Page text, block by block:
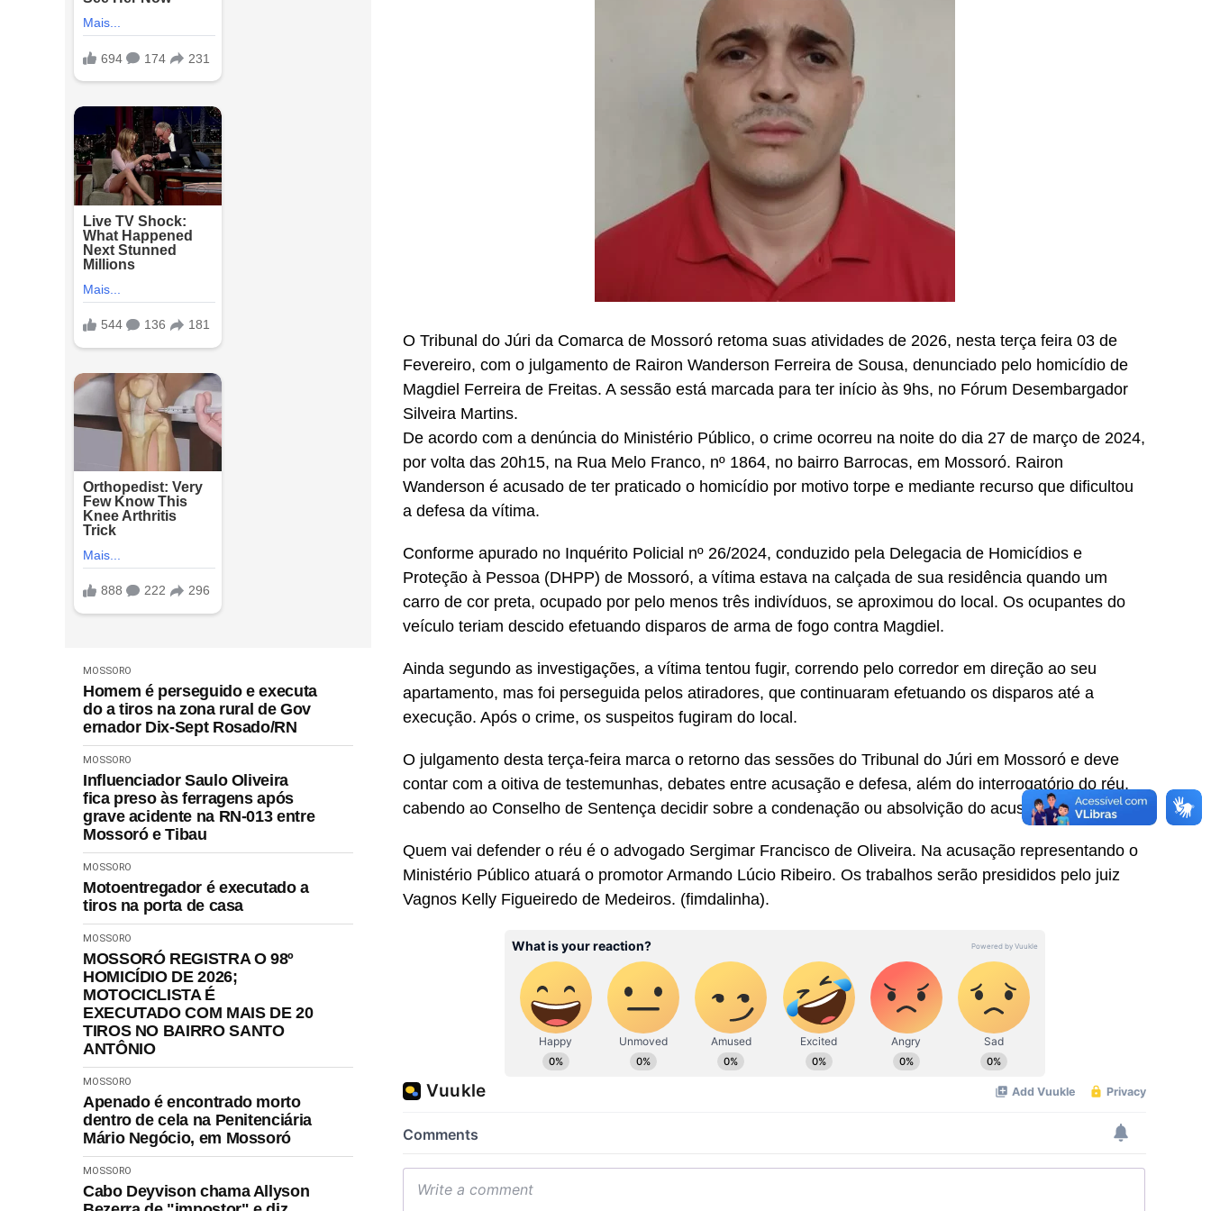
MOSSORO
Homem é perseguido e executa
do a tiros na zona rural de Gov
ernador Dix-Sept Rosado/RN
MOSSORO
Influenciador Saulo Oliveira
fica preso às ferragens após
grave acidente na RN-013 entre
Mossoró e Tibau
MOSSORO
Motoentregador é executado a
tiros na porta de casa
MOSSORO
MOSSORÓ REGISTRA O 98º
HOMICÍDIO DE 2026;
MOTOCICLISTA É
EXECUTADO COM MAIS DE 20
TIROS NO BAIRRO SANTO
ANTÔNIO
MOSSORO
Apenado é encontrado morto
dentro de cela na Penitenciária
Mário Negócio, em Mossoró
MOSSORO
Cabo Deyvison chama Allyson
O Tribunal do Júri da Comarca de Mossoró retoma suas atividades de 2026, nesta terça feira 03 de
Fevereiro, com o julgamento de Rairon Wanderson Ferreira de Sousa, denunciado pelo homicídio de
Magdiel Ferreira de Freitas. A sessão está marcada para ter início às 9hs, no Fórum Desembargador
Silveira Martins.
De acordo com a denúncia do Ministério Público, o crime ocorreu na noite do dia 27 de março de 2024,
por volta das 20h15, na Rua Melo Franco, nº 1864, no bairro Barrocas, em Mossoró. Rairon
Wanderson é acusado de ter praticado o homicídio por motivo torpe e mediante recurso que dificultou
a defesa da vítima.
Conforme apurado no Inquérito Policial nº 26/2024, conduzido pela Delegacia de Homicídios e
Proteção à Pessoa (DHPP) de Mossoró, a vítima estava na calçada de sua residência quando um
carro de cor preta, ocupado por pelo menos três indivíduos, se aproximou do local. Os ocupantes do
veículo teriam descido efetuando disparos de arma de fogo contra Magdiel.
Ainda segundo as investigações, a vítima tentou fugir, correndo pelo corredor em direção ao seu
apartamento, mas foi perseguida pelos atiradores, que continuaram efetuando os disparos até a
execução. Após o crime, os suspeitos fugiram do local.
O julgamento desta terça-feira marca o retorno das sessões do Tribunal do Júri em Mossoró e deve
contar com a oitiva de testemunhas, debates entre acusação e defesa, além do interrogatório do réu,
cabendo ao Conselho de Sentença decidir sobre a condenação ou absolvição do acusado.
Quem vai defender o réu é o advogado Sergimar Francisco de Oliveira. Na acusação representando o
Ministério Público atuará o promotor Armando Lúcio Ribeiro. Os trabalhos serão presididos pelo juiz
Vagnos Kelly Figueiredo de Medeiros. (fimdalinha).